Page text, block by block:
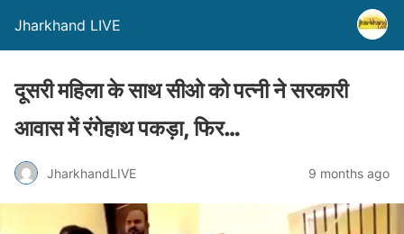
Jharkhand LIVE
दूसरी महिला के साथ सीओ को पत्नी ने सरकारी
आवास में रंगेहाथ पकड़ा, फिर…
JharkhandLIVE 9 months ago